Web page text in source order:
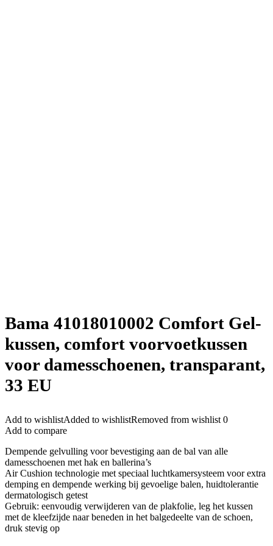
Bama 41018010002 Comfort Gel-
kussen, comfort voorvoetkussen
voor damesschoenen, transparant,
33 EU
Add to wishlistAdded to wishlistRemoved from wishlist 0
Add to compare
Dempende gelvulling voor bevestiging aan de bal van alle
damesschoenen met hak en ballerina’s
Air Cushion technologie met speciaal luchtkamersysteem voor extra
demping en dempende werking bij gevoelige balen, huidtolerantie
dermatologisch getest
Gebruik: eenvoudig verwijderen van de plakfolie, leg het kussen
met de kleefzijde naar beneden in het balgedeelte van de schoen,
druk stevig op